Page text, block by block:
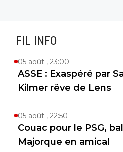
FIL INFO
05 août , 23:00
ASSE : Exaspéré par
Kilmer rêve de Lens
05 août , 22:50
Couac pour le PSG,
Majorque en amical